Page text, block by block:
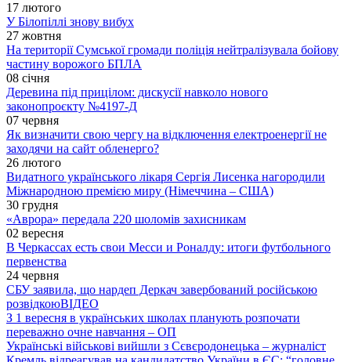
17 лютого
У Білопіллі знову вибух
27 жовтня
На території Сумської громади поліція нейтралізувала бойову
частину ворожого БПЛА
08 січня
Деревина під прицілом: дискусії навколо нового
законопроєкту №4197-Д
07 червня
Як визначити свою чергу на відключення електроенергії не
заходячи на сайт обленерго?
26 лютого
Видатного українського лікаря Сергія Лисенка нагородили
Міжнародною премією миру (Німеччина – США)
30 грудня
«Аврора» передала 220 шоломів захисникам
02 вересня
В Черкассах есть свои Месси и Роналду: итоги футбольного
первенства
24 червня
СБУ заявила, що нардеп Деркач завербований російською
розвідкоюВІДЕО
З 1 вересня в українських школах планують розпочати
переважно очне навчання – ОП
Українські військові вийшли з Сєвєродонецька – журналіст